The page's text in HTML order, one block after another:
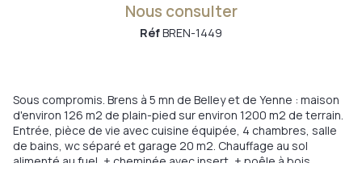
Nous consulter
RéfBREN-1449
Sous compromis. Brens à 5 mn de Belley et de Yenne : maison
d'environ 126 m2 de plain-pied sur environ 1200 m2 de terrain.
Entrée, pièce de vie avec cuisine équipée, 4 chambres, salle
de bains, wc séparé et garage 20 m2. Chauffage au sol
alimenté au fuel, + cheminée avec insert, + poêle à bois.